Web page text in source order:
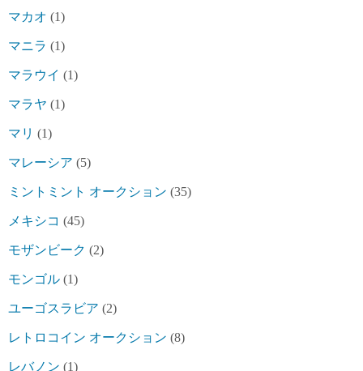
マカオ (1)
マニラ (1)
マラウイ (1)
マラヤ (1)
マリ (1)
マレーシア (5)
ミントミント オークション (35)
メキシコ (45)
モザンビーク (2)
モンゴル (1)
ユーゴスラビア (2)
レトロコイン オークション (8)
レバノン (1)